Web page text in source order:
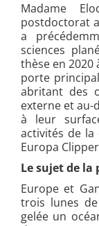
Madame
postdoctorat
a
sciences
thèse en 2020
porte
abritant des
externe et au-
à leur
activités de la
Europa
Le sujet de
Europe et
trois lunes
gelée un